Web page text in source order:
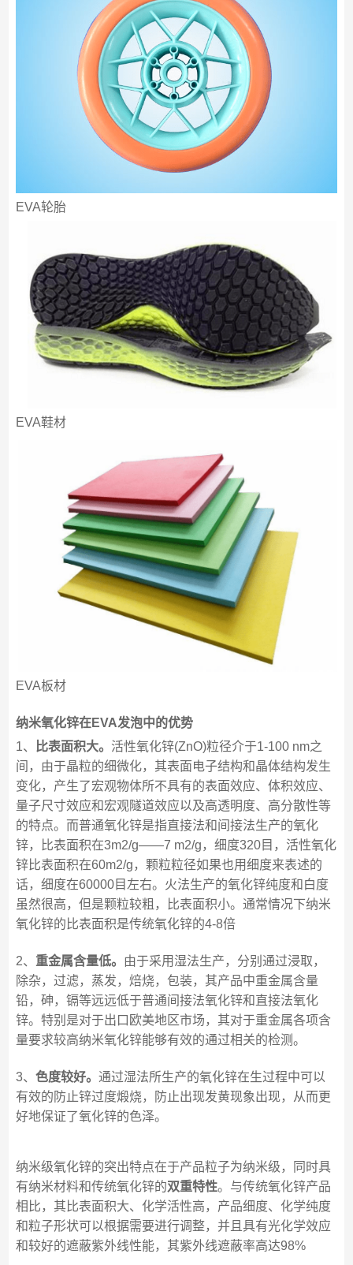
EVA轮胎
EVA鞋材
EVA板材
纳米氧化锌在EVA发泡中的优势
1、
比表面积大。 活性氧化锌(ZnO)粒径介于1-100 nm之
间，由于晶粒的细微化，其表面电子结构和晶体结构发生
变化，产生了宏观物体所不具有的表面效应、体积效应、
量子尺寸效应和宏观隧道效应以及高透明度、高分散性等
的特点。而普通氧化锌是指直接法和间接法生产的氧化
锌，比表面积在3m2/g——7 m2/g，细度320目，活性氧化
锌比表面积在60m2/g，颗粒粒径如果也用细度来表述的
话，细度在60000目左右。火法生产的氧化锌纯度和白度
虽然很高，但是颗粒较粗，比表面积小。通常情况下纳米
氧化锌的比表面积是传统氧化锌的4-8倍
2、 重金属含量低。 由于采用湿法生产，分别通过浸取，
除杂，过滤，蒸发，焙烧，包装，其产品中重金属含量
铅，砷，镉等远远低于普通间接法氧化锌和直接法氧化
锌。特别是对于出口欧美地区市场，其对于重金属各项含
量要求较高纳米氧化锌能够有效的通过相关的检测。
3、 色度较好。 通过湿法所生产的氧化锌在生过程中可以
有效的防止锌过度煅烧，防止出现发黄现象出现，从而更
好地保证了氧化锌的色泽。
纳米级氧化锌的突出特点在于产品粒子为纳米级，同时具
有纳米材料和传统氧化锌的双重特性。与传统氧化锌产品
相比，其比表面积大、化学活性高，产品细度、化学纯度
和粒子形状可以根据需要进行调整，并且具有光化学效应
和较好的遮蔽紫外线性能，其紫外线遮蔽率高达98%